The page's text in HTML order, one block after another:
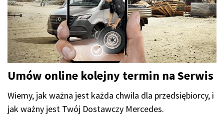
Umów online kolejny termin na Serwis
Wiemy, jak ważna jest każda chwila dla przedsiębiorcy, i
jak ważny jest Twój Dostawczy Mercedes.